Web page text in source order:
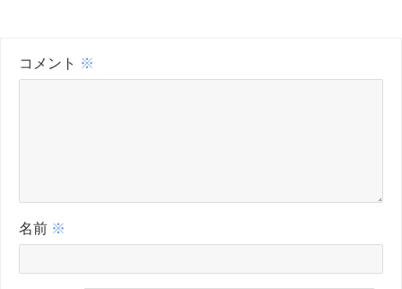
コメント ※
名前 ※